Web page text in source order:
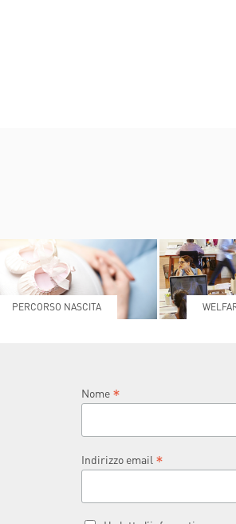
PERCORSO NASCITA
Nome *
Indirizzo email *